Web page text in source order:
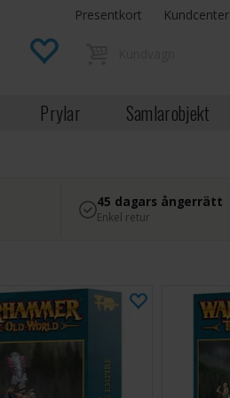
Presentkort Kundcenter
Prylar Samlarobjekt
45 dagars ångerrätt
Enkel retur